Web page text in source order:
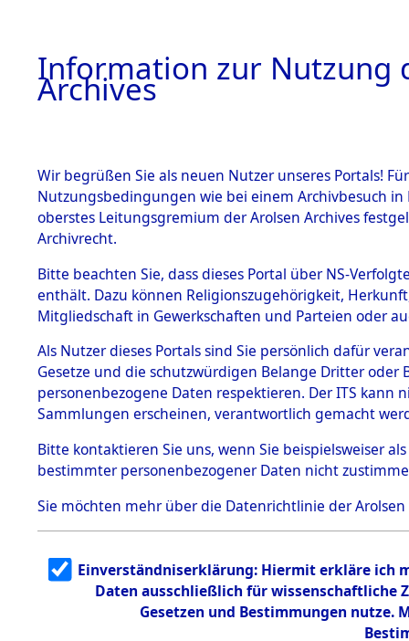
BESTÄNDE
1.
mente
5. Verschiedenes
5.3
Todesmärsche
5.3.1 Alliierte
Erhebungen
zu
Todesmärsch
en
5.3.2
g
5.3.3
Todesmärsch
Euskirchen
Information zur Nutzung
Archives
Wir begrüßen Sie als neuen Nutzer unseres Portals!
Nutzungsbedingungen wie bei einem Archivbesuch
oberstes Leitungsgremium der Arolsen Archives
Archivrecht.
Bitte beachten Sie, dass dieses Portal über NS-
enthält. Dazu können Religionszugehörigkeit,
Mitgliedschaft in Gewerkschaften und Parteien oder
Als Nutzer dieses Portals sind Sie persönlich dafür
Gesetze und die schutzwürdigen Belange Dritter
personenbezogene Daten respektieren. Der ITS
Sammlungen erscheinen, verantwortlich gemacht
Bitte kontaktieren Sie uns, wenn Sie beispielsweiser
bestimmter personenbezogener Daten nicht
Sie möchten mehr über die Datenrichtlinie der Arolsen
Einverständniserklärung: Hiermit erkläre ich
Daten ausschließlich für wissenschaftliche
Gesetzen und Bestimmungen nutze.